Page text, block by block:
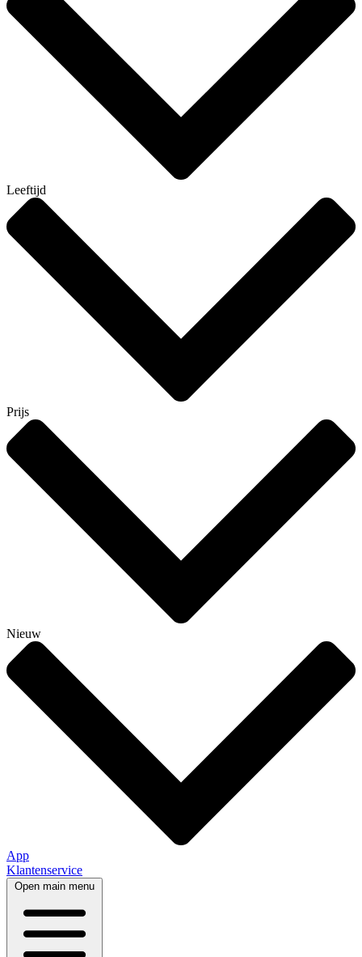
Leeftijd
Prijs
Nieuw
App
Klantenservice
Open main menu